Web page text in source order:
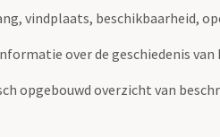
vindplaats, beschikbaarheid,
over de geschiedenis
opgebouwd overzicht van